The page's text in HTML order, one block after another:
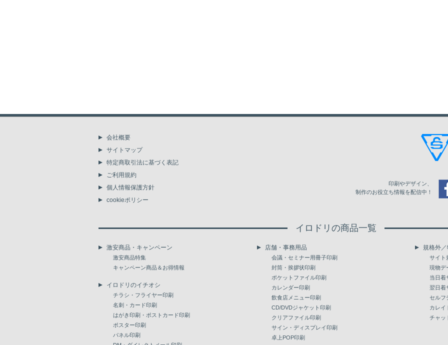
9,000 75,419 81,913 92,786
97,557
102,345
97,620 110,514
12,000 96,341 104,383 118,179
12,500 99,485 122,018
102,630 125,842
105,776 129,683
108,902 133,507
112,048
会社概要
サイトマップ
特定商取引法に基づく表記
ご利用規約
個人情報保護方針
cookieポリシー
印刷やデザイン、
制作のお役立ち情報を配信中！
イロドリの商品一覧
激安商品・キャンペーン
激安商品特集
キャンペーン商品＆お得情報
イロドリのイチオシ
チラシ・フライヤー印刷
名刺・カード印刷
はがき印刷・ポストカード印刷
ポスター印刷
パネル印刷
店舗・事務用品
会議・セミナー用冊子印刷
封筒・挨拶状印刷
ポケットファイル印刷
カレンダー印刷
飲食店メニュー印刷
CD/DVDジャケット印刷
クリアファイル印刷
サイン・ディスプレイ印刷
卓上POP印刷
規格外
サイト
現物デ
当日着
翌日着
セルフ
カレイ
チャッ